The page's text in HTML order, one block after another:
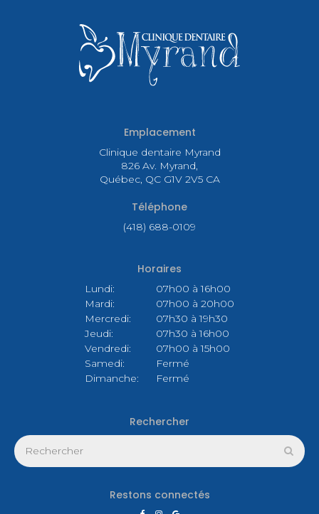
Emplacement
Clinique dentaire Myrand
826 Av. Myrand
Québec QC G1V 2V5 CA
Téléphone
(418) 688-0109
Horaires
Lundi:
07h00 à 16h00
Mardi:
07h00 à 20h00
Mercredi:
07h30 à 19h30
Jeudi:
07h30 à 16h00
Vendredi:
07h00 à 15h00
Samedi:
Fermé
Dimanche:
Fermé
Rechercher
Rechercher
Restons connectés